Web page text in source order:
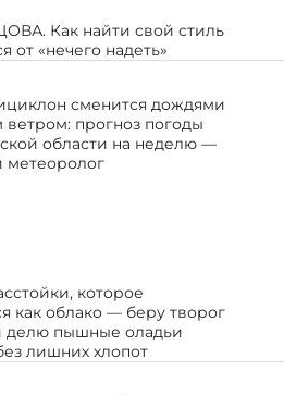
Как найти свой стиль
от «нечего надеть»
сменится дождями
прогноз погоды
области на неделю —
метеоролог
которое
как облако — беру творог
делю пышные оладьи
лишних хлопот